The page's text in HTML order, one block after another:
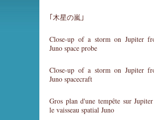
｢木星の嵐｣
Close-up of a storm on Jupiter
Juno space probe
Close-up of a storm on Jupiter
Juno spacecraft
Gros plan d'une tempête sur
le vaisseau spatial Juno